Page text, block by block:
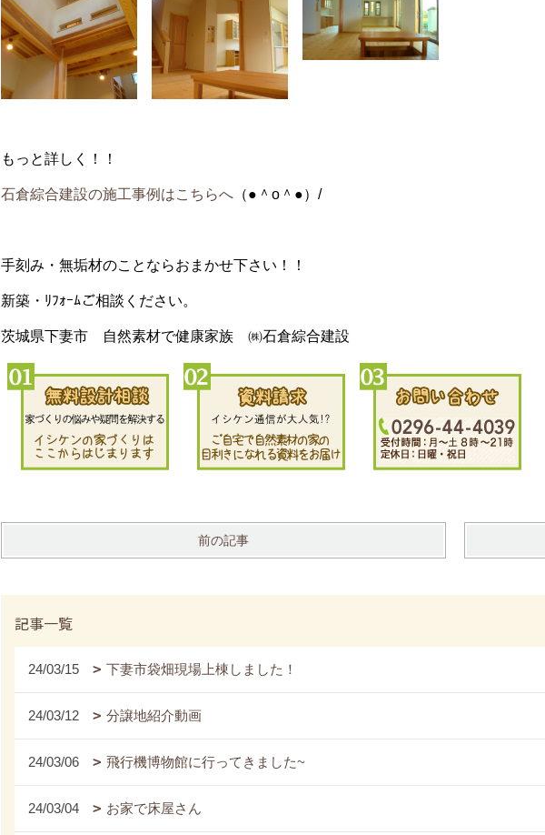
もっと詳しく！！
石倉綜合建設の施工事例はこちらへ （●＾o＾●）/
手刻み・無垢材のことならおまかせ下さい！！
新築・ﾘﾌｫｰﾑご相談ください。
茨城県下妻市 自然素材で健康家族 ㈱石倉綜合建設
前の記事
記事一覧
24/03/15 下妻市袋畑現場上棟しました！
24/03/12 分譲地紹介動画
24/03/06 飛行機博物館に行ってきました~
24/03/04 お家で床屋さん